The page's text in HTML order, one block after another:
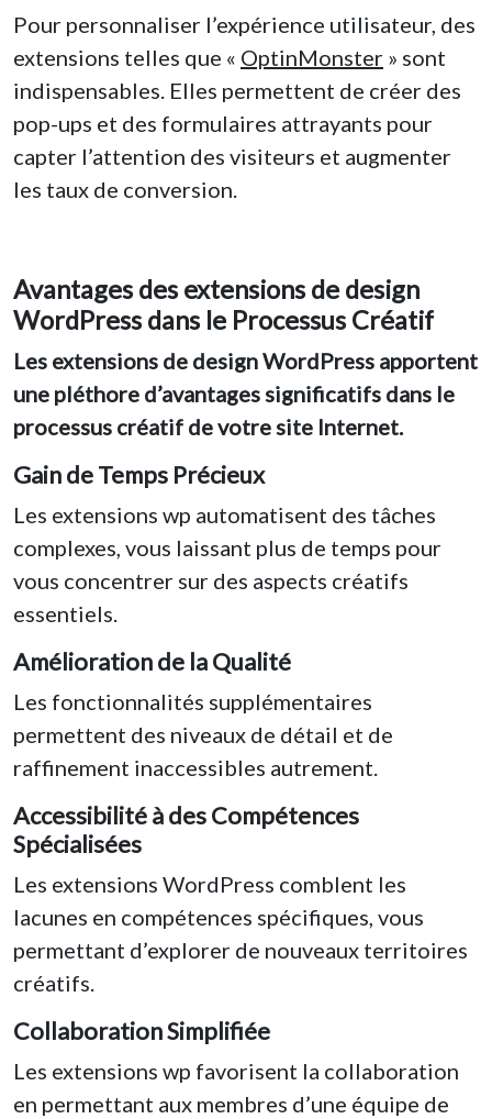
Pour personnaliser l’expérience utilisateur, des
extensions telles que « OptinMonster » sont
indispensables. Elles permettent de créer des
pop-ups et des formulaires attrayants pour
capter l’attention des visiteurs et augmenter
les taux de conversion.
Avantages des extensions de design
WordPress dans le Processus Créatif
Les extensions de design WordPress apportent
une pléthore d’avantages significatifs dans le
processus créatif de votre site Internet.
Gain de Temps Précieux
Les extensions wp automatisent des tâches
complexes, vous laissant plus de temps pour
vous concentrer sur des aspects créatifs
essentiels.
Amélioration de la Qualité
Les fonctionnalités supplémentaires
permettent des niveaux de détail et de
raffinement inaccessibles autrement.
Accessibilité à des Compétences
Spécialisées
Les extensions WordPress comblent les
lacunes en compétences spécifiques, vous
permettant d’explorer de nouveaux territoires
créatifs.
Collaboration Simplifiée
Les extensions wp favorisent la collaboration
en permettant aux membres d’une équipe de